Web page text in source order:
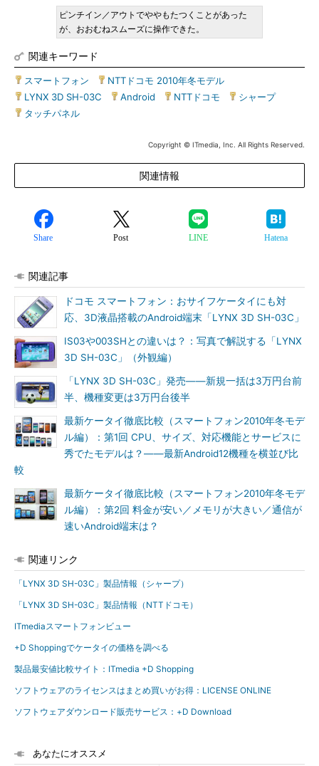
ピンチイン／アウトでややもたつくことがあった
が、おおむねスムーズに操作できた。
関連キーワード
スマートフォン NTTドコモ 2010年冬モデル
LYNX 3D SH-03C
Android NTTドコモ シャープ|
タッチパネル
Copyright © ITmedia, Inc. All Rights Reserved.
関連情報
Share Post LINE Hatena
関連記事
ドコモ スマートフォン：おサイフケータイにも対
応、3D液晶搭載のAndroid端末「LYNX 3D SH-03C」
IS03や003SHとの違いは？：写真で解説する「LYNX
3D SH-03C」（外観編）
「LYNX 3D SH-03C」発売――新規一括は3万円台前
半、機種変更は3万円台後半
最新ケータイ徹底比較（スマートフォン2010年冬モデ
ル編）：第1回 CPU、サイズ、対応機能とサービスに
秀でたモデルは？――最新Android12機種を横並び比
較
最新ケータイ徹底比較（スマートフォン2010年冬モデ
ル編）：第2回 料金が安い／メモリが大きい／通信が
速いAndroid端末は？
関連リンク
「LYNX 3D SH-03C」製品情報（シャープ）
「LYNX 3D SH-03C」製品情報（NTTドコモ）
ITmediaスマートフォンビュー
+D Shoppingでケータイの価格を調べる
製品最安値比較サイト：ITmedia +D Shopping
ソフトウェアのライセンスはまとめ買いがお得：LICENSE ONLINE
ソフトウェアダウンロード販売サービス：+D Download
あなたにオススメ